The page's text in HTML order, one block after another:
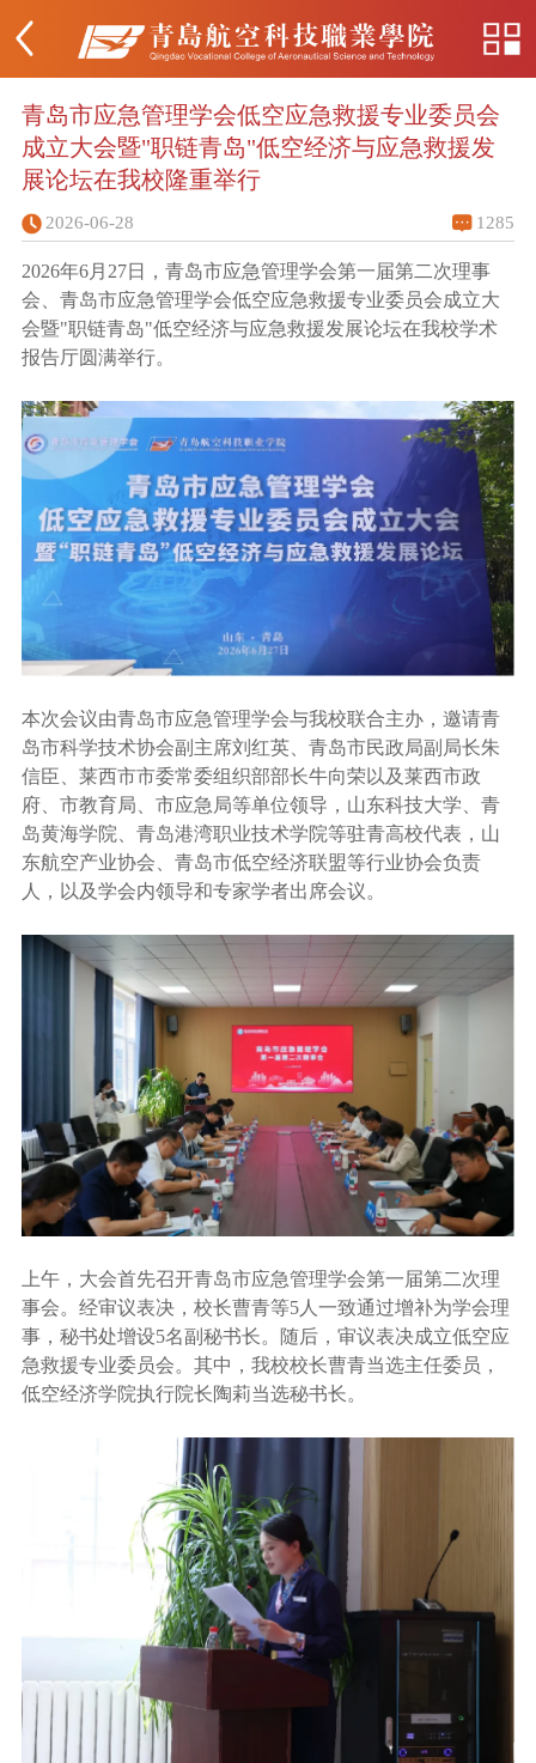
青岛市应急管理学会低空应急救援专业委员会
成立大会暨"职链青岛"低空经济与应急救援发
展论坛在我校隆重举行
2026-06-28 1285
2026年6月 27日，青岛市应急管理学会第一届第二次理事
会、青岛市应急管理学会低空应急救援专业委员会成立大
会暨"职链青岛"低空经济与应急救援发展论坛在我校学术
报告厅圆满举行。
本次会议由青岛市应急管理学会与我校联合主办，邀请青
岛市科学技术协会副主席刘红英、青岛市民政局副局长朱
信臣、莱西市市委常委组织部部长牛向荣以及莱西市政
府、市教育局、市应急局等单位领导，山东科技大学、青
岛黄海学院、青岛港湾职业技术学院等驻青高校代表，山
东航空产业协会、青岛市低空经济联盟等行业协会负责
人，以及学会内领导和专家学者出席会议。
上午，大会首先召开青岛市应急管理学会第一届第二次理
事会。经审议表决，校长曹青等5人一致通过增补为学会理
事，秘书处增设5名副秘书长。随后，审议表决成立低空应
急救援专业委员会。其中，我校校长曹青当选主任委员，
低空经济学院执行院长陶莉当选秘书长。